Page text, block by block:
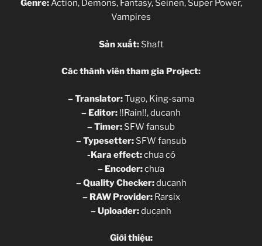
Genre:Action, Demons, Fantasy, Seinen, Super Power,
Vampires
Sản xuất:Shaft
Các thành viên tham gia Project:
– Translator:Tugo, King-sama
– Editor: !!Rain!!, ducanh
– Timer: SFW fansub
– Typesetter:SFW fansub
-Kara effect:chưa có
– Encoder:chưa
– Quality Checker:ducanh
– RAW Provider:Rarsix
– Uploader:ducanh
Giới thiệu: